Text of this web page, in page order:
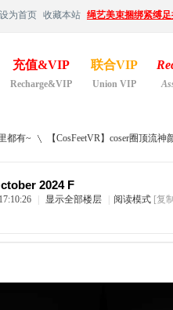
设为首页 收藏本站 绳艺美束捆绑紧缚
充值&VIP
Recharge&VIP
联合VIP
Union VIP
都有~ 【CosFeetVR】coser圈顶流
2024 F
显示全部楼层 阅读模式 [复